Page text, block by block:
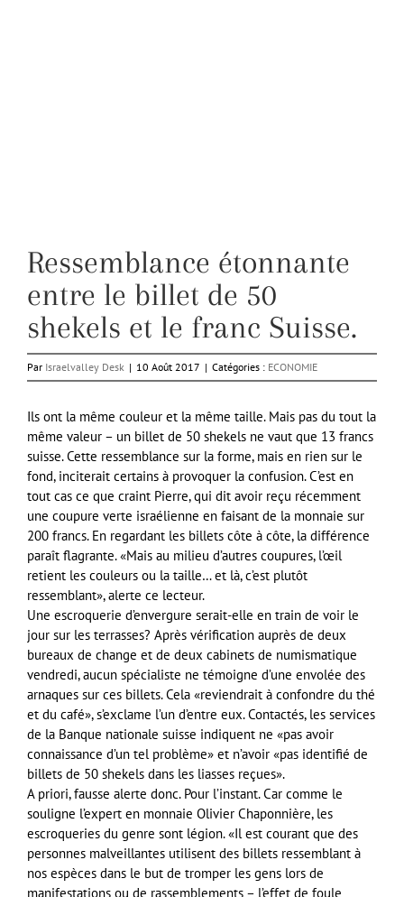
Ressemblance étonnante
entre le billet de 50
shekels et le franc Suisse.
Par Israelvalley Desk | 10 Août 2017 | Catégories : ECONOMIE
Ils ont la même couleur et la même taille. Mais pas du tout la
même valeur – un billet de 50 shekels ne vaut que 13 francs
suisse. Cette ressemblance sur la forme, mais en rien sur le
fond, inciterait certains à provoquer la confusion. C’est en
tout cas ce que craint Pierre, qui dit avoir reçu récemment
une coupure verte israélienne en faisant de la monnaie sur
200 francs. En regardant les billets côte à côte, la différence
paraît flagrante. «Mais au milieu d’autres coupures, l’œil
retient les couleurs ou la taille… et là, c’est plutôt
ressemblant», alerte ce lecteur.
Une escroquerie d’envergure serait-elle en train de voir le
jour sur les terrasses? Après vérification auprès de deux
bureaux de change et de deux cabinets de numismatique
vendredi, aucun spécialiste ne témoigne d’une envolée des
arnaques sur ces billets. Cela «reviendrait à confondre du thé
et du café», s’exclame l’un d’entre eux. Contactés, les services
de la Banque nationale suisse indiquent ne «pas avoir
connaissance d’un tel problème» et n’avoir «pas identifié de
billets de 50 shekels dans les liasses reçues».
A priori, fausse alerte donc. Pour l’instant. Car comme le
souligne l’expert en monnaie Olivier Chaponnière, les
escroqueries du genre sont légion. «Il est courant que des
personnes malveillantes utilisent des billets ressemblant à
nos espèces dans le but de tromper les gens lors de
manifestations ou de rassemblements – l’effet de foule